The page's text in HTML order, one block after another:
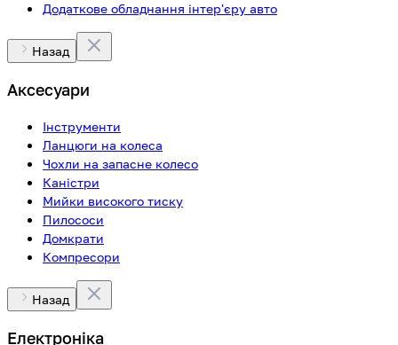
Додаткове обладнання інтер'єру авто
Назад
Аксесуари
Інструменти
Ланцюги на колеса
Чохли на запасне колесо
Каністри
Мийки високого тиску
Пилососи
Домкрати
Компресори
Назад
Електроніка